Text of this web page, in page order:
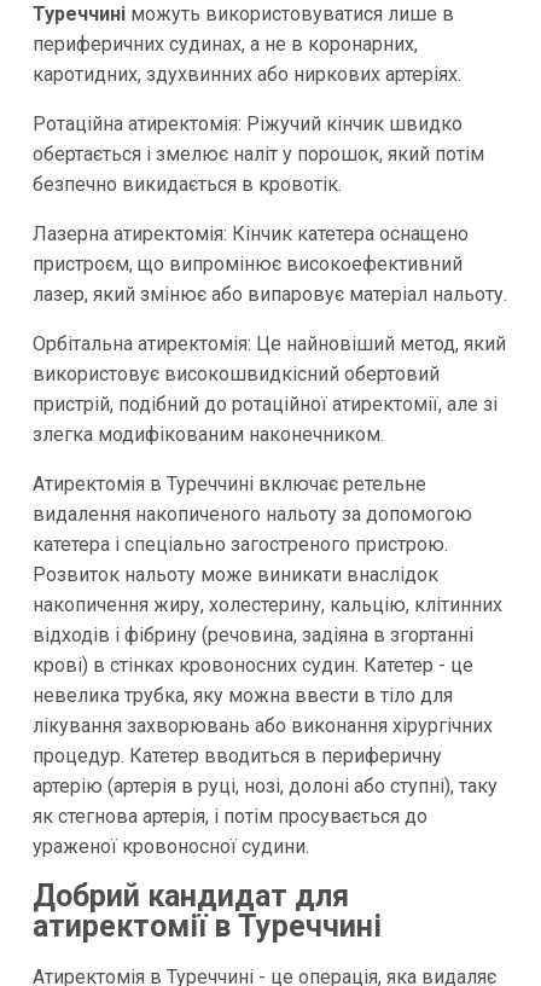
Туреччиніможуть використовуватися лише в
периферичних судинах, а не в коронарних,
каротидних, здухвинних або ниркових артеріях.
Ротаційна атиректомія: Ріжучий кінчик швидко
обертається і змелює наліт у порошок, який потім
безпечно викидається в кровотік.
Лазерна атиректомія: Кінчик катетера оснащено
пристроєм, що випромінює високоефективний
лазер, який змінює або випаровує матеріал нальоту.
Орбітальна атиректомія: Це найновіший метод, який
використовує високошвидкісний обертовий
пристрій, подібний до ротаційної атиректомії, але зі
злегка модифікованим наконечником.
Атиректомія в Туреччині включає ретельне
видалення накопиченого нальоту за допомогою
катетера і спеціально загостреного пристрою.
Розвиток нальоту може виникати внаслідок
накопичення жиру, холестерину, кальцію, клітинних
відходів і фібрину (речовина, задіяна в згортанні
крові) в стінках кровоносних судин. Катетер - це
невелика трубка, яку можна ввести в тіло для
лікування захворювань або виконання хірургічних
процедур. Катетер вводиться в периферичну
артерію (артерія в руці, нозі, долоні або ступні), таку
як стегнова артерія, і потім просувається до
ураженої кровоносної судини.
Добрий кандидат для
атиректомії в Туреччині
Атиректомія в Туреччині - це операція, яка видаляє